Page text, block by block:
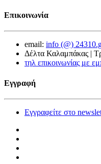
Επικοινωνία
email: info (@)
Δέλτα Καλαμπάκας |
τηλ επικοινωνίας με
Εγγραφή
Εγγραφείτε στο